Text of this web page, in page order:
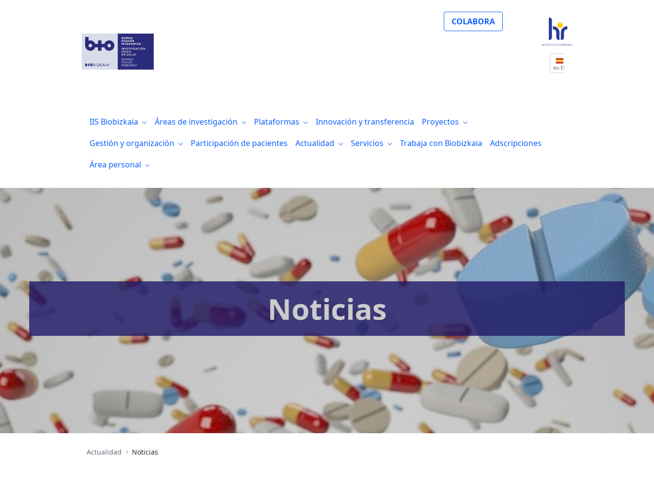
COLABORA
es-ES
IIS Biobizkaia Áreas de investigación Plataformas Innovación y transferencia
Proyectos
Gestión y organización
Participación de pacientes Actualidad Servicios Trabaja con Biobizkaia
Adscripciones
Área personal
Noticias
Actualidad Noticias